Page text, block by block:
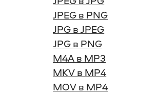
JPEG в PNG
JPG в JPEG
JPG в PNG
M4A в MP3
MKV в MP4
MOV в MP4